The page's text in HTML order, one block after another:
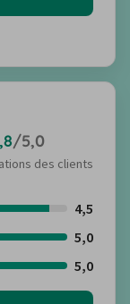
/5,0
des clients
4,5
5,0
5,0